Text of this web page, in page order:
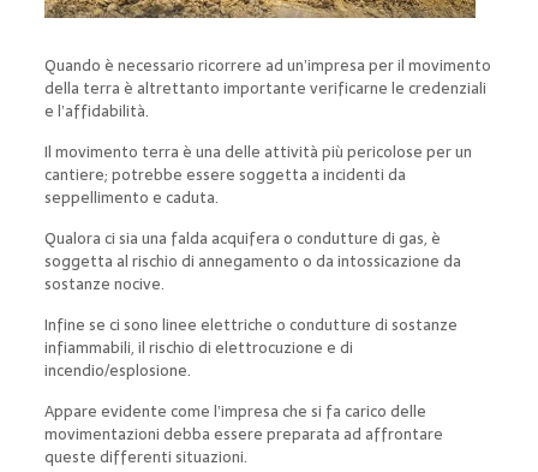
Quando è necessario ricorrere ad un’impresa per il movimento
della terra è altrettanto importante verificarne le credenziali
e l’affidabilità.
Il movimento terra è una delle attività più pericolose per un
cantiere; potrebbe essere soggetta a incidenti da
seppellimento e caduta.
Qualora ci sia una falda acquifera o condutture di gas, è
soggetta al rischio di annegamento o da intossicazione da
sostanze nocive.
Infine se ci sono linee elettriche o condutture di sostanze
infiammabili, il rischio di elettrocuzione e di
incendio/esplosione.
Appare evidente come l’impresa che si fa carico delle
movimentazioni debba essere preparata ad affrontare
queste differenti situazioni.